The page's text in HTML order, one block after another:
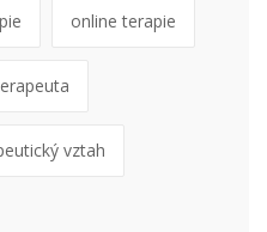
online terapie
vztah